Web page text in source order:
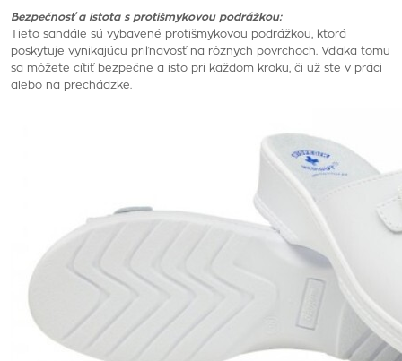
Bezpečnosť a istota s protišmykovou podrážkou:
Tieto sandále sú vybavené protišmykovou podrážkou, ktorá
poskytuje vynikajúcu priľnavosť na rôznych povrchoch. Vďaka tomu
sa môžete cítiť bezpečne a isto pri každom kroku, či už ste v práci
alebo na prechádzke.